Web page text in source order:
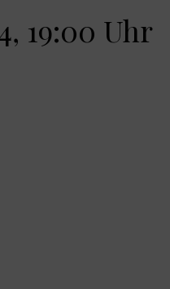
19:00 Uhr